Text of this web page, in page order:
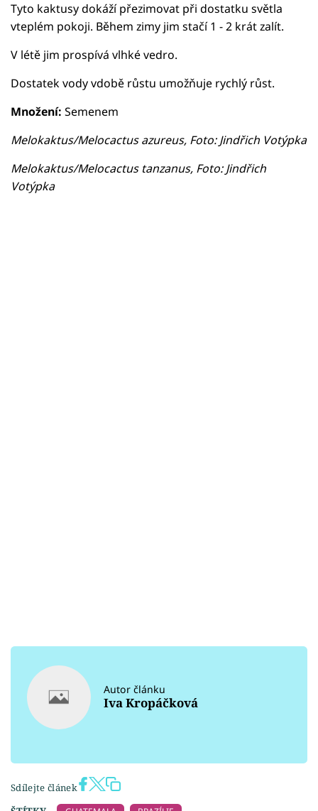
Tyto kaktusy dokáží přezimovat při dostatku světla
vteplém pokoji. Během zimy jim stačí 1 - 2 krát zalít.
V létě jim prospívá vlhké vedro.
Dostatek vody vdobě růstu umožňuje rychlý růst.
Množení: Semenem
Melokaktus/Melocactus azureus, Foto: Jindřich Votýpka
Melokaktus/Melocactus tanzanus, Foto: Jindřich
Votýpka
Autor článku
Iva Kropáčková
Sdílejte článek